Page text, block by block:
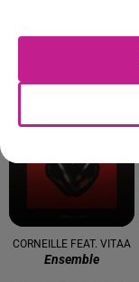
Big Floor Party
19h50
19h50
CORNEILLE FEAT. VITAA
Ensemble